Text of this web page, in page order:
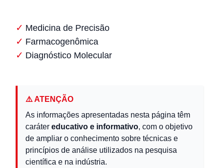
Medicina de Precisão
Farmacogenômica
Diagnóstico Molecular
⚠️ ATENÇÃO
As informações apresentadas nesta página têm
caráter educativo e informativo, com o objetivo
de ampliar o conhecimento sobre técnicas e
princípios de análise utilizados na pesquisa
científica e na indústria.